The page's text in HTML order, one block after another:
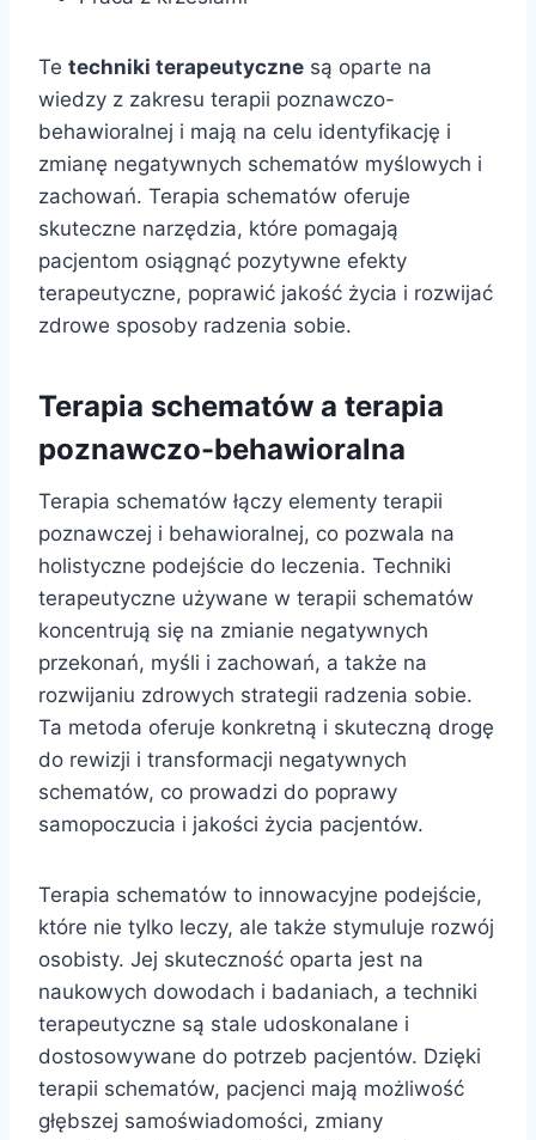
Te techniki terapeutyczne są oparte na
wiedzy z zakresu terapii poznawczo-
behawioralnej i mają na celu identyfikację i
zmianę negatywnych schematów myślowych i
zachowań. Terapia schematów oferuje
skuteczne narzędzia, które pomagają
pacjentom osiągnąć pozytywne efekty
terapeutyczne, poprawić jakość życia i rozwijać
zdrowe sposoby radzenia sobie.
Terapia schematów a terapia
poznawczo-behawioralna
Terapia schematów łączy elementy terapii
poznawczej i behawioralnej, co pozwala na
holistyczne podejście do leczenia. Techniki
terapeutyczne używane w terapii schematów
koncentrują się na zmianie negatywnych
przekonań, myśli i zachowań, a także na
rozwijaniu zdrowych strategii radzenia sobie.
Ta metoda oferuje konkretną i skuteczną drogę
do rewizji i transformacji negatywnych
schematów, co prowadzi do poprawy
samopoczucia i jakości życia pacjentów.
Terapia schematów to innowacyjne podejście,
które nie tylko leczy, ale także stymuluje rozwój
osobisty. Jej skuteczność oparta jest na
naukowych dowodach i badaniach, a techniki
terapeutyczne są stale udoskonalane i
dostosowywane do potrzeb pacjentów. Dzięki
terapii schematów, pacjenci mają możliwość
głębszej samoświadomości, zmiany